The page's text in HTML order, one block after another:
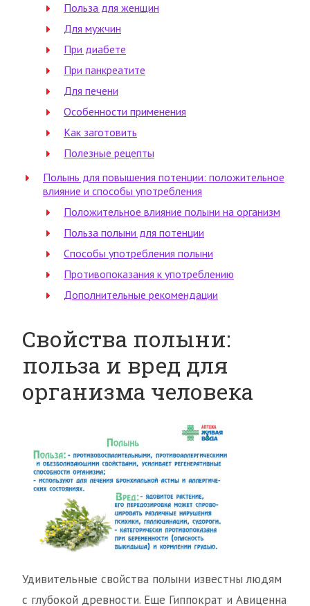
Польза для женщин
Для мужчин
При диабете
При панкреатите
Для печени
Особенности применения
Как заготовить
Полезные рецепты
Полынь для повышения потенции: положительное
влияние и способы употребления
Положительное влияние полыни на организм
Польза полыни для потенции
Способы употребления полыни
Противопоказания к употреблению
Дополнительные рекомендации
Свойства полыни:
польза и вред для
организма человека
Удивительные свойства полыни известны людям
с глубокой древности. Еще Гиппократ и Авиценна